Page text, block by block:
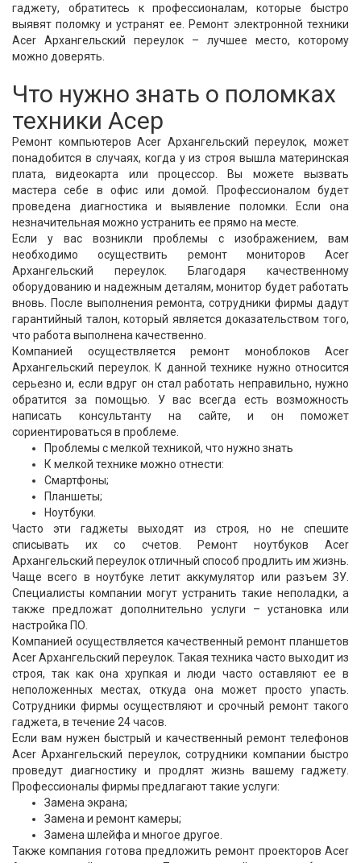
гаджету, обратитесь к профессионалам, которые быстро
выявят поломку и устранят ее. Ремонт электронной техники
Acer Архангельский переулок – лучшее место, которому
можно доверять.
Что нужно знать о поломках
техники Асер
Ремонт компьютеров Acer Архангельский переулок, может
понадобится в случаях, когда у из строя вышла материнская
плата, видеокарта или процессор. Вы можете вызвать
мастера себе в офис или домой. Профессионалом будет
проведена диагностика и выявление поломки. Если она
незначительная можно устранить ее прямо на месте.
Если у вас возникли проблемы с изображением, вам
необходимо осуществить ремонт мониторов Acer
Архангельский переулок. Благодаря качественному
оборудованию и надежным деталям, монитор будет работать
вновь. После выполнения ремонта, сотрудники фирмы дадут
гарантийный талон, который является доказательством того,
что работа выполнена качественно.
Компанией осуществляется ремонт моноблоков Acer
Архангельский переулок. К данной технике нужно относится
серьезно и, если вдруг он стал работать неправильно, нужно
обратится за помощью. У вас всегда есть возможность
написать консультанту на сайте, и он поможет
сориентироваться в проблеме.
Проблемы с мелкой техникой, что нужно знать
К мелкой технике можно отнести:
Смартфоны;
Планшеты;
Ноутбуки.
Часто эти гаджеты выходят из строя, но не спешите
списывать их со счетов. Ремонт ноутбуков Acer
Архангельский переулок отличный способ продлить им жизнь.
Чаще всего в ноутбуке летит аккумулятор или разъем ЗУ.
Специалисты компании могут устранить такие неполадки, а
также предложат дополнительно услуги – установка или
настройка ПО.
Компанией осуществляется качественный ремонт планшетов
Acer Архангельский переулок. Такая техника часто выходит из
строя, так как она хрупкая и люди часто оставляют ее в
неположенных местах, откуда она может просто упасть.
Сотрудники фирмы осуществляют и срочный ремонт такого
гаджета, в течение 24 часов.
Если вам нужен быстрый и качественный ремонт телефонов
Acer Архангельский переулок, сотрудники компании быстро
проведут диагностику и продлят жизнь вашему гаджету.
Профессионалы фирмы предлагают такие услуги:
Замена экрана;
Замена и ремонт камеры;
Замена шлейфа и многое другое.
Также компания готова предложить ремонт проекторов Acer